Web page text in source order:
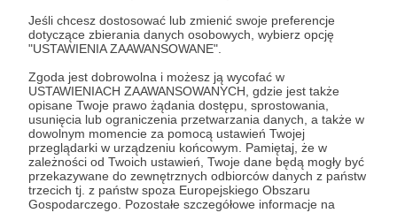
Jeśli chcesz dostosować lub zmienić swoje preferencje
dotyczące zbierania danych osobowych, wybierz opcję
"USTAWIENIA ZAAWANSOWANE".
Zgoda jest dobrowolna i możesz ją wycofać w
USTAWIENIACH ZAAWANSOWANYCH, gdzie jest także
opisane Twoje prawo żądania dostępu, sprostowania,
usunięcia lub ograniczenia przetwarzania danych, a także w
dowolnym momencie za pomocą ustawień Twojej
przeglądarki w urządzeniu końcowym. Pamiętaj, że w
zależności od Twoich ustawień, Twoje dane będą mogły być
przekazywane do zewnętrznych odbiorców danych z państw
trzecich tj. z państw spoza Europejskiego Obszaru
Gospodarczego. Pozostałe szczegółowe informacje na
Brzmienia Świata świadczy o zdecydowaniu. Tutaj
nie ma miejsca na wątpliwości - chcesz, by mój
podcast wypłynął na szerokie wody i cenisz to,
czym się zajmuję. Doceniam i bardzo dziękuję za
tak duże wsparcie i chcę się za nie odwdzięczyć.
Każda osoba, która zdecyduje się przekazać
100 zł otrzyma: